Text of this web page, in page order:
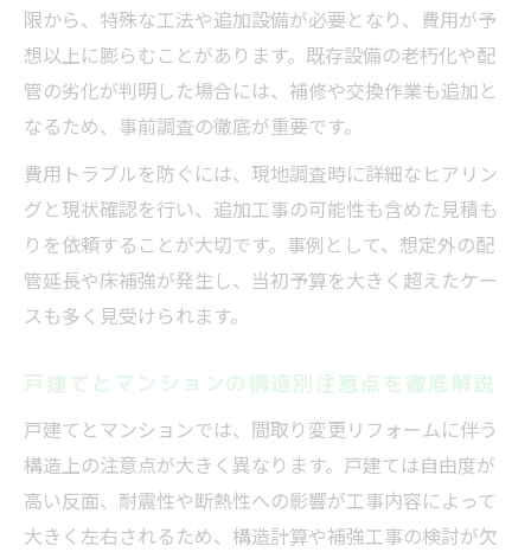
限から、特殊な工法や追加設備が必要となり、費用が予
想以上に膨らむことがあります。既存設備の老朽化や配
管の劣化が判明した場合には、補修や交換作業も追加と
なるため、事前調査の徹底が重要です。
費用トラブルを防ぐには、現地調査時に詳細なヒアリン
グと現状確認を行い、追加工事の可能性も含めた見積も
りを依頼することが大切です。事例として、想定外の配
管延長や床補強が発生し、当初予算を大きく超えたケー
スも多く見受けられます。
戸建てとマンションの構造別注意点を徹底解説
戸建てとマンションでは、間取り変更リフォームに伴う
構造上の注意点が大きく異なります。戸建ては自由度が
高い反面、耐震性や断熱性への影響が工事内容によって
大きく左右されるため、構造計算や補強工事の検討が欠